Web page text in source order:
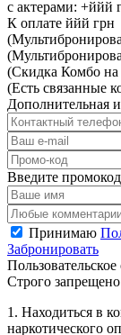
с актерами: +ййй
К оплате ййй грн
(Скидка Комбо
(Есть связанные
Дополнительная
Введите
Принимаю
Забронировать
Строго запрещено
1. Находиться в
наркотического